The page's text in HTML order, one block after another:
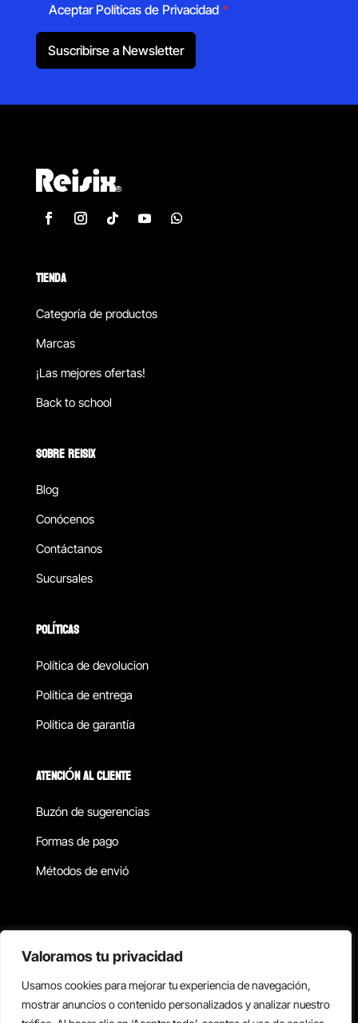
Valoramos tu privacidad
Usamos cookies para mejorar tu experiencia de navegación,
mostrar anuncios o contenido personalizados y analizar nuestro
Aceptar Políticas de Privacidad *
Suscribirse a Newsletter
TIENDA
Categoría de productos
Marcas
¡Las mejores ofertas!
Back to school
SOBRE REISIX
Blog
Conócenos
Contáctanos
Sucursales
POLÍTICAS
Política de devolucion
Política de entrega
Política de garantía
ATENCIÓN AL CLIENTE
Buzón de sugerencias
Formas de pago
Métodos de envió
Copyright © 2026 Reisix. Todos los derechos reservados.